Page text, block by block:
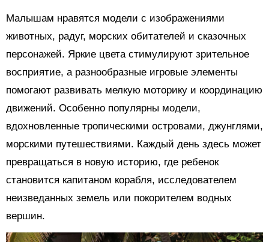
Малышам нравятся модели с изображениями
животных, радуг, морских обитателей и сказочных
персонажей. Яркие цвета стимулируют зрительное
восприятие, а разнообразные игровые элементы
помогают развивать мелкую моторику и координацию
движений. Особенно популярны модели,
вдохновленные тропическими островами, джунглями,
морскими путешествиями. Каждый день здесь может
превращаться в новую историю, где ребенок
становится капитаном корабля, исследователем
неизведанных земель или покорителем водных
вершин.